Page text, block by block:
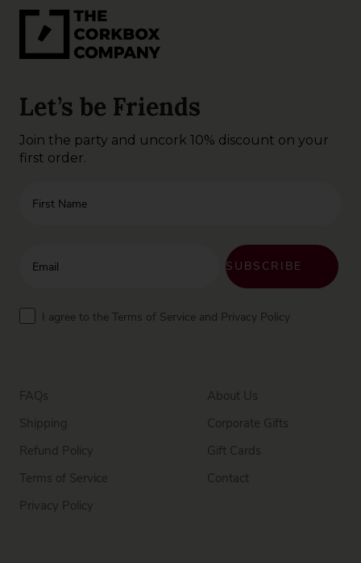
Let’s be Friends
Join the party and uncork 10% discount on your
first order.
SUBSCRIBE
TermsI agree to the Terms of Service and Privacy Policy
FAQs
Shipping
Refund Policy
Terms of Service
Privacy Policy
About Us
Corporate Gifts
Gift Cards
Contact